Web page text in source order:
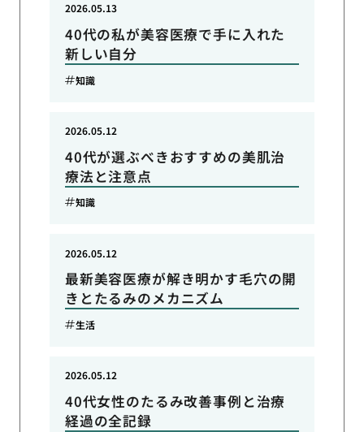
40代の私が美容医療で手に入れた
新しい自分
2026.05.13
知識
40代が選ぶべきおすすめの美肌治
療法と注意点
2026.05.12
知識
最新美容医療が解き明かす毛穴の開
きとたるみのメカニズム
2026.05.12
生活
40代女性のたるみ改善事例と治療
経過の全記録
2026.05.12